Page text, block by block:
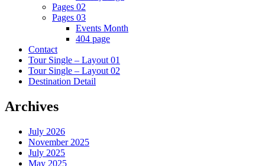
Pages 02
Pages 03
Events Month
404 page
Contact
Tour Single – Layout 01
Tour Single – Layout 02
Destination Detail
Archives
July 2026
November 2025
July 2025
May 2025